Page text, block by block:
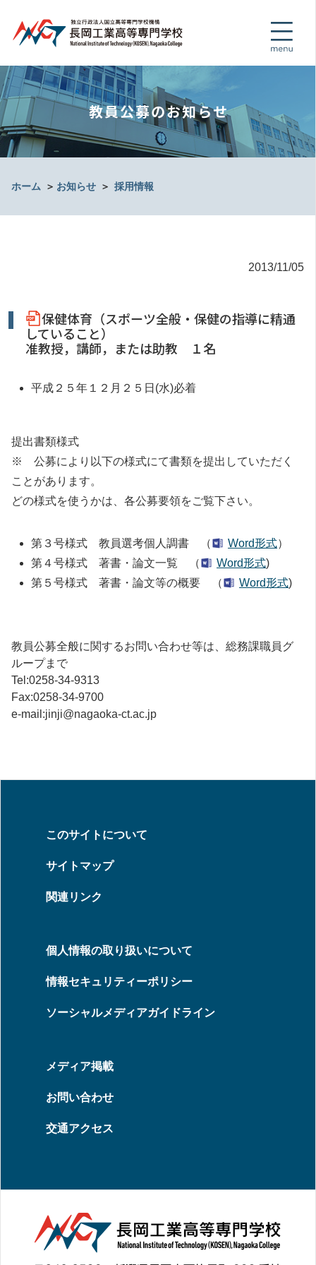
教員公募のお知らせ
ホーム ＞ お知らせ ＞ 採用情報
2013/11/05
保健体育（スポーツ全般・保健の指導に精通
していること）
准教授，講師，または助教 １名
平成２５年１２月２５日(水)必着
提出書類様式
※ 公募により以下の様式にて書類を提出していただく
ことがあります。
どの様式を使うかは、各公募要領をご覧下さい。
第３号様式 教員選考個人調書 （ Word形式）
第４号様式 著書・論文一覧 （
Word形式)
第５号様式 著書・論文等の概要 （
Word形式)
教員公募全般に関するお問い合わせ等は、総務課職員グ
ループまで
Tel:0258-34-9313
Fax:0258-34-9700
e-mail:jinji@nagaoka-ct.ac.jp
このサイトについて
サイトマップ
関連リンク
個人情報の取り扱いについて
情報セキュリティーポリシー
ソーシャルメディアガイドライン
メディア掲載
お問い合わせ
交通アクセス